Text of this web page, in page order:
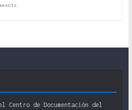
Centro de Documentación del